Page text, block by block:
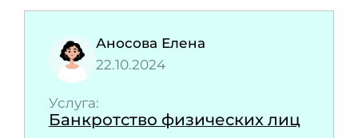
Аносова Елена
22.10.2024
Услуга:
Банкротство физических лиц